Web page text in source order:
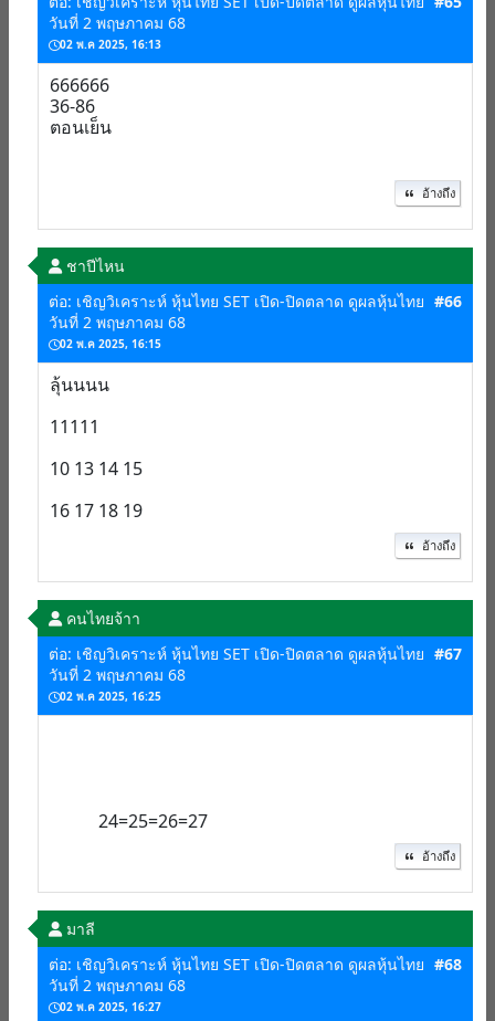
วันที่ 2 พฤษภาคม 68
02 พ.ค 2025, 16:13
666666
36-86
ตอนเย็น
อ้างถึง
ชาปีไหน
ต่อ: เชิญวิเคราะห์ หุ้นไทย SET เปิด-ปิดตลาด ดูผลหุ้นไทย
วันที่ 2 พฤษภาคม 68
02 พ.ค 2025, 16:15
#66
ลุ้นนนน
11111
10 13 14 15
16 17 18 19
อ้างถึง
คนไทยจ้าา
ต่อ: เชิญวิเคราะห์ หุ้นไทย SET เปิด-ปิดตลาด ดูผลหุ้นไทย
วันที่ 2 พฤษภาคม 68
02 พ.ค 2025, 16:25
#67
24=25=26=27
อ้างถึง
มาลี
ต่อ: เชิญวิเคราะห์ หุ้นไทย SET เปิด-ปิดตลาด ดูผลหุ้นไทย
วันที่ 2 พฤษภาคม 68
02 พ.ค 2025, 16:27
#68